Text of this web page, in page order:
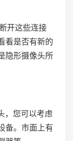
开这些连接
看是否有新的
隐形摄像头所
，您可以考虑
备。市面上有